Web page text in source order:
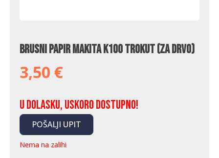
Brusni papir Makita K100 trokut (za drvo)
3,50 €
U dolasku, uskoro dostupno!
POŠALJI UPIT
Nema na zalihi